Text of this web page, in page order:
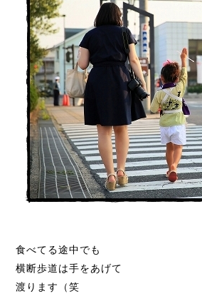
食べてる途中でも
横断歩道は手をあげて
渡ります（笑